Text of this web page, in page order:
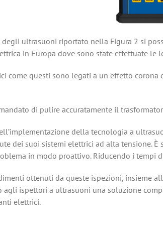
ultrasuoni riportato nella Figura 2 si
in Europa dove sono state effettuate le
come questi sono legati a un effetto
di pulire accuratamente il
della tecnologia a
dei suoi sistemi elettrici ad alta tensione.
in modo proattivo. Riducendo i tempi
ottenuti da queste ispezioni, insieme
agli ispettori a ultrasuoni una soluzione
elettrici.